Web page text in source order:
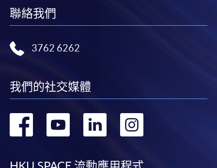
聯絡我們
3762 6262
我們的社交媒體
轉
轉
轉